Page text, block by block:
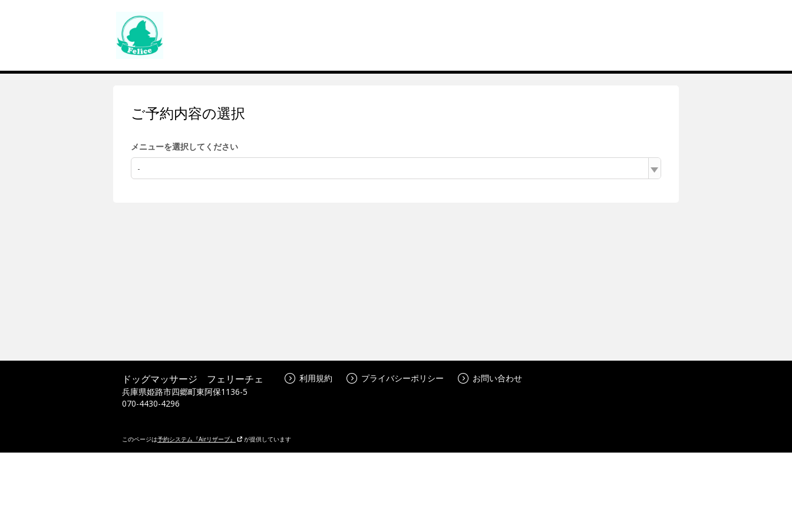
ご予約内容の選択
メニューを選択してください
-
ドッグマッサージ フェリーチェ
兵庫県姫路市四郷町東阿保1136-5
070-4430-4296
利用規約 プライバシーポリシー お問い合わせ
このページは予約システム『Airリザーブ』 が提供しています